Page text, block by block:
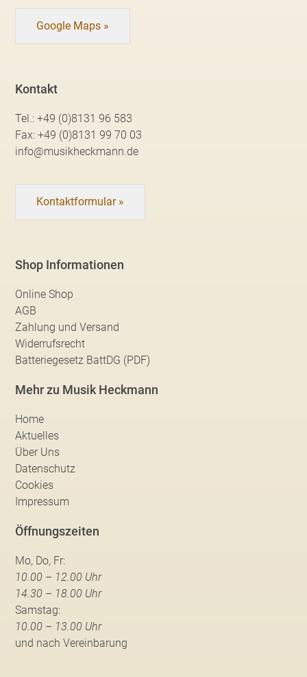
Google Maps »
Kontakt
Tel.:+49 (0)8131 96 583
Fax:+49 (0)8131 99 70 03
info@musikheckmann.de
Kontaktformular »
Shop Informationen
Online Shop
AGB
Zahlung und Versand
Widerrufsrecht
Batteriegesetz BattDG (PDF)
Mehr zu Musik Heckmann
Home
Aktuelles
Über Uns
Datenschutz
Cookies
Impressum
Öffnungszeiten
Mo, Do, Fr:
10.00 – 12.00 Uhr
14.30 – 18.00 Uhr
Samstag:
10.00 – 13.00 Uhr
und nach Vereinbarung